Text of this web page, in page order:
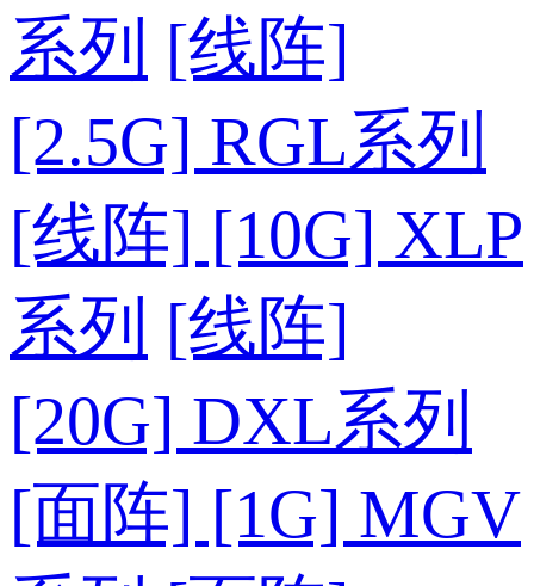
系列 [线阵]
[2.5G] RGL系列
[线阵] [10G] XLP
系列 [线阵]
[20G] DXL系列
[面阵] [1G] MGV